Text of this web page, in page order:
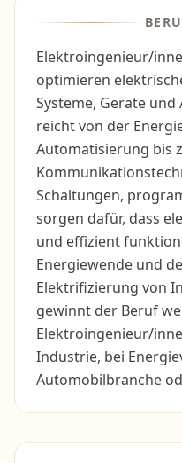
Elektroingenieur/
optimieren
Systeme, Geräte
reicht von der
Automatisierung bis
Schaltungen,
sorgen dafür, dass
und effizient
Energiewende und
Elektrifizierung von
gewinnt der Beruf
Elektroingenieur/
Industrie, bei
Automobilbranche